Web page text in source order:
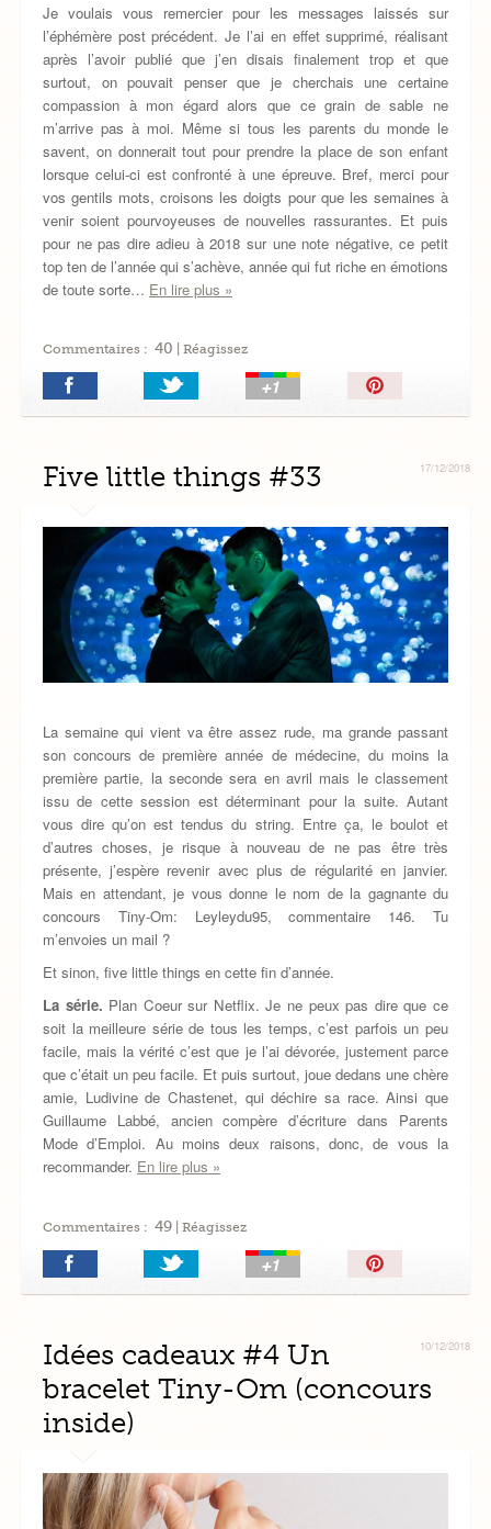
Je voulais vous remercier pour les messages laissés sur
l’éphémère post précédent. Je l’ai en effet supprimé, réalisant
après l’avoir publié que j’en disais finalement trop et que
surtout, on pouvait penser que je cherchais une certaine
compassion à mon égard alors que ce grain de sable ne
m’arrive pas à moi. Même si tous les parents du monde le
savent, on donnerait tout pour prendre la place de son enfant
lorsque celui-ci est confronté à une épreuve. Bref, merci pour
vos gentils mots, croisons les doigts pour que les semaines à
venir soient pourvoyeuses de nouvelles rassurantes. Et puis
pour ne pas dire adieu à 2018 sur une note négative, ce petit
top ten de l’année qui s’achève, année qui fut riche en émotions
de toute sorte… En lire plus »
Commentaires : 40 | Réagissez
Épingler!
17/12/2018
Five little things #33
La semaine qui vient va être assez rude, ma grande passant
son concours de première année de médecine, du moins la
première partie, la seconde sera en avril mais le classement
issu de cette session est déterminant pour la suite. Autant
vous dire qu’on est tendus du string. Entre ça, le boulot et
d’autres choses, je risque à nouveau de ne pas être très
présente, j’espère revenir avec plus de régularité en janvier.
Mais en attendant, je vous donne le nom de la gagnante du
concours Tiny-Om: Leyleydu95, commentaire 146. Tu
m’envoies un mail ?
Et sinon, five little things en cette fin d’année.
La série. Plan Coeur sur Netflix. Je ne peux pas dire que ce
soit la meilleure série de tous les temps, c’est parfois un peu
facile, mais la vérité c’est que je l’ai dévorée, justement parce
que c’était un peu facile. Et puis surtout, joue dedans une chère
amie, Ludivine de Chastenet, qui déchire sa race. Ainsi que
Guillaume Labbé, ancien compère d’écriture dans Parents
Mode d’Emploi. Au moins deux raisons, donc, de vous la
recommander. En lire plus »
Commentaires : 49| Réagissez
Épingler!
10/12/2018
Idées cadeaux #4 Un
bracelet Tiny-Om (concours
inside)